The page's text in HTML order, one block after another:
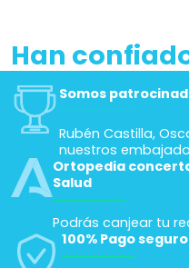
Han
Somos
Rubén Castilla,
nuestros
Ortopedia
Salud
Podrás canjear tu
100% Pago seguro